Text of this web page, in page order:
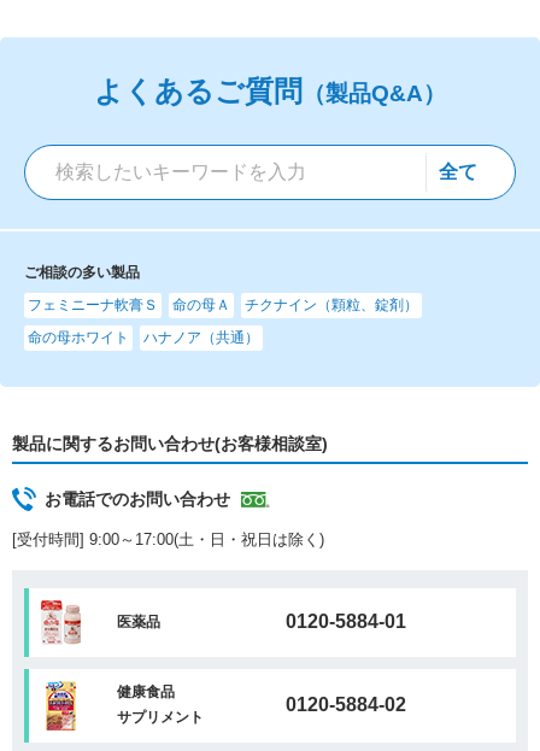
よくあるご質問 （製品Q&A）
ご相談の多い製品
フェミニーナ軟膏Ｓ
命の母Ａ
チクナイン（顆粒、錠剤）
命の母ホワイト
ハナノア（共通）
製品に関するお問い合わせ(お客様相談室)
お電話でのお問い合わせ
[受付時間] 9:00～17:00(土・日・祝日は除く)
医薬品 0120-5884-01
健康食品
サプリメント
0120-5884-02